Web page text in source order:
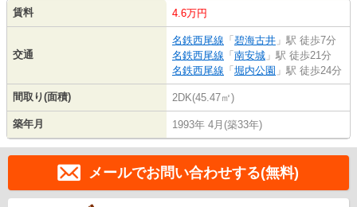
賃料 4.6万円
交通
名鉄西尾線 「 碧海古井 」駅 徒歩7分
名鉄西尾線 「 南安城 」駅 徒歩21分
名鉄西尾線 「 堀内公園 」駅 徒歩24分
間取り(面積) 2DK(45.47㎡)
築年月 1993年 4月(築33年)
メールでお問い合わせする(無料)